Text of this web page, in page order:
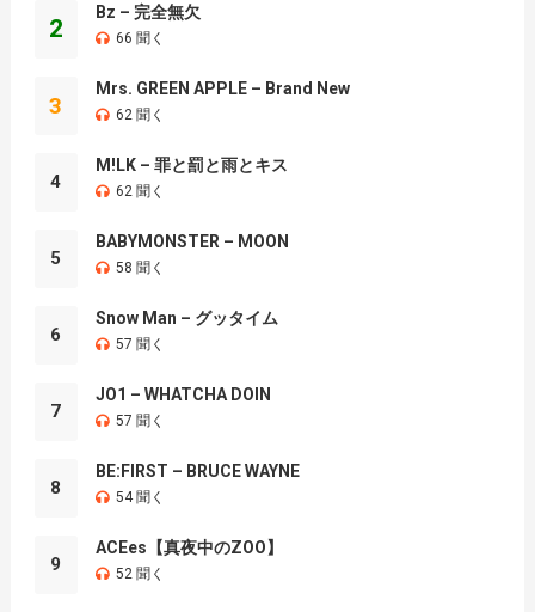
2
Bz – 完全無欠
66 聞く
3
Mrs. GREEN APPLE – Brand New
62 聞く
4
M!LK – 罪と罰と雨とキス
62 聞く
5
BABYMONSTER – MOON
58 聞く
6
Snow Man – グッタイム
57 聞く
7
JO1 – WHATCHA DOIN
57 聞く
8
BE:FIRST – BRUCE WAYNE
54 聞く
9
ACEes【真夜中のZOO】
52 聞く